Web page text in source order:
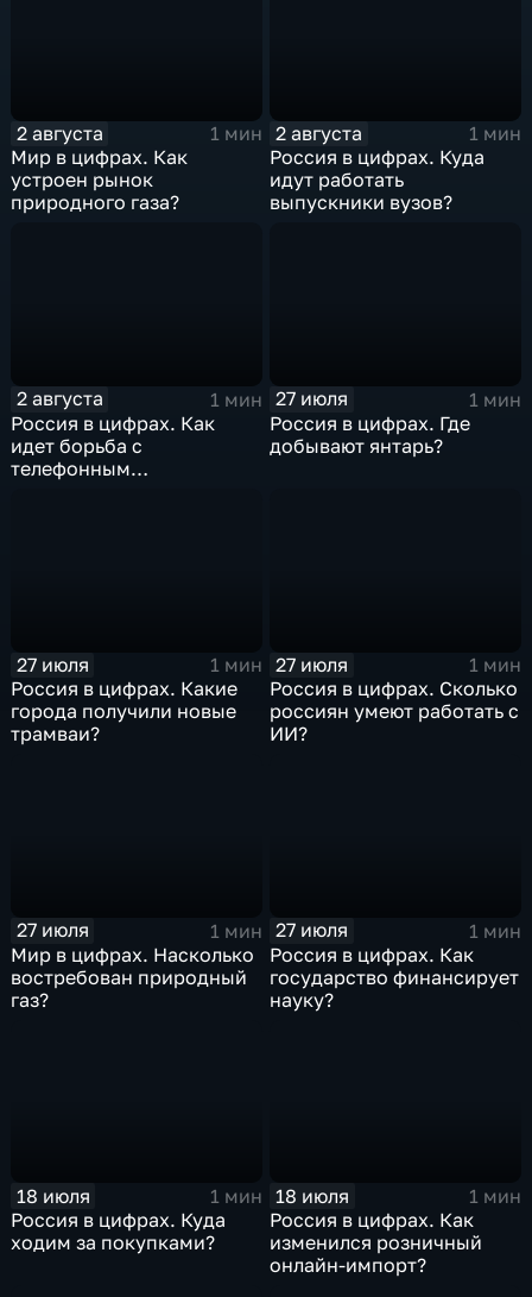
2 августа
1 мин
Мир в цифрах. Как
устроен рынок
природного газа?
2 августа
1 мин
Россия в цифрах. Куда
идут работать
выпускники вузов?
2 августа
1 мин
Россия в цифрах. Как
идет борьба с
телефонным
27 июля
1 мин
Россия в цифрах. Где
добывают янтарь?
27 июля
1 мин
Россия в цифрах. Какие
города получили новые
трамваи?
27 июля
1 мин
Россия в цифрах. Сколько
россиян умеют работать с
ИИ?
27 июля
1 мин
Мир в цифрах. Насколько
востребован природный
газ?
27 июля
1 мин
Россия в цифрах. Как
государство финансирует
науку?
18 июля
1 мин
Россия в цифрах. Куда
ходим за покупками?
18 июля
1 мин
Россия в цифрах. Как
изменился розничный
онлайн-импорт?